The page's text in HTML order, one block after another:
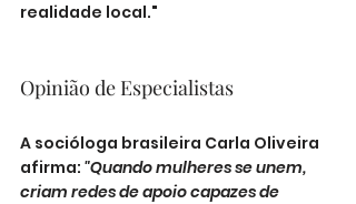
realidade local."
Opinião de Especialistas
A socióloga brasileira Carla Oliveira
afirma: "Quando mulheres se unem,
criam redes de apoio capazes de